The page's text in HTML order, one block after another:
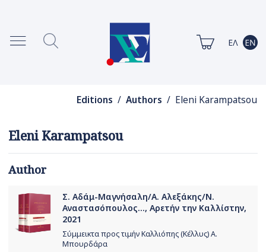
Editions / Authors / Eleni Karampatsou
Eleni Karampatsou
Author
Σ. Αδάμ-Μαγνήσαλη/Α. Αλεξάκης/Ν.
Αναστασόπουλος..., Αρετήν την Καλλίστην,
2021
Σύμμεικτα προς τιμήν Καλλιόπης (Κέλλυς) Α.
Μπουρδάρα